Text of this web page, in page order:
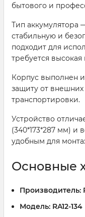
бытового и
Тип аккумулятора
стабильную и
подходит для
требуется
Корпус выполнен
защиту от
транспортировки.
Устройство
(340*173*287 мм) и
удобным для
Основные
Производитель:
Модель: RA12-134